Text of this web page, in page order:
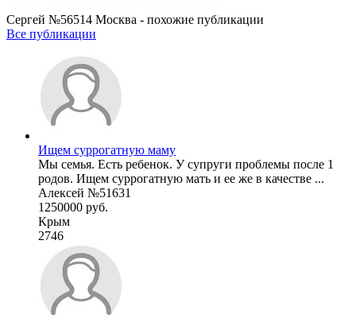
Сергей №56514 Москва - похожие публикации
Все публикации
Ищем суррогатную маму
Мы семья. Есть ребенок. У супруги проблемы после 1
родов. Ищем суррогатную мать и ее же в качестве ...
Алексей №51631
1250000 руб.
Крым
2746